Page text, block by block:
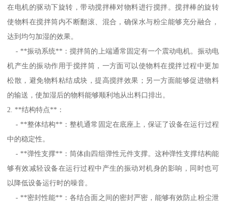
在电机的驱动下旋转，带动搅拌棒对物料进行搅拌。搅拌棒的旋转
使物料在搅拌筒内不断翻滚、混合，确保水与粉尘能够充分融合，
达到均匀加湿的效果。
- **振动系统**：搅拌筒的上端通常固定有一个震动电机。振动电
机产生的振动作用于搅拌筒，一方面可以使物料在搅拌过程中更加
松散，避免物料粘结成块，提高搅拌效果；另一方面能够促进物料
的输送，使加湿后的物料能够顺利地从出料口排出。
2. **结构特点**：
- **整体结构**：整机通常固定在底座上，保证了设备在运行过程
中的稳定性。
- **弹性支撑**：筒体由四组弹性元件支撑。这种弹性支撑结构能
够有效减轻设备在运行过程中产生的振动对机身的影响，同时也可
以降低设备运行时的噪音。
- **密封性能**：各结合面之间的密封严密，能够有效防止粉尘泄